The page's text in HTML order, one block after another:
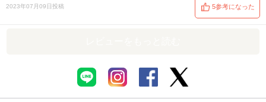
2023年07月09日投稿 5参考になった